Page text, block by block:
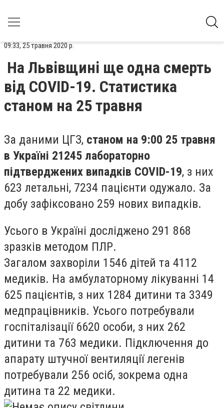
09:33, 25 травня 2020 р.
На Львівщині ще одна смерть
від COVID-19. Статистика
станом на 25 травня
За даними ЦГЗ, станом на 9:00 25 травня
в Україні 21245 лабораторно
підтверджених випадків COVID-19, з них
623 летальні, 7234 пацієнти одужало. За
добу зафіксовано 259 нових випадків.
Усього в Україні досліджено 291 868
зразків методом ПЛР.
Загалом захворіли 1546 дітей та 4112
медиків. На амбулаторному лікуванні 14
625 пацієнтів, з них 1284 дитини та 3349
медпрацівників. Усього потребували
госпіталізації 6620 особи, з них 262
дитини та 763 медики. Підключення до
апарату штучної вентиляції легенів
потребували 256 осіб, зокрема одна
дитина та 22 медики.